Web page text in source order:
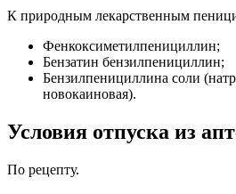
К природным лекарственным
Фенкоксиметилпенициллин;
Бензатин бензилпенициллин;
Бензилпенициллина соли
новокаиновая).
Условия отпуска из
По рецепту.